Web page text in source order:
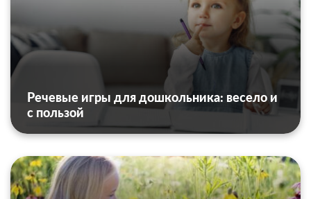
Речевые игры для дошкольника: весело и
с пользой